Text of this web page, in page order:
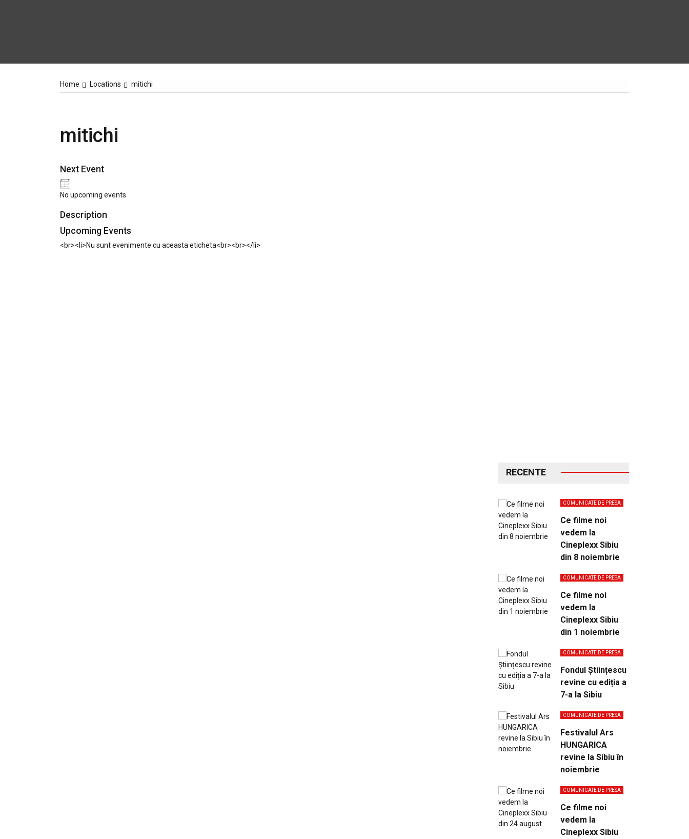
Home Locations mitichi
mitichi
Next Event
No upcoming events
Description
Upcoming Events
<br><li>Nu sunt evenimente cu aceasta eticheta<br><br></li>
RECENTE
COMUNICATE DE PRESA
Ce filme noi
vedem la
Cineplexx Sibiu
din 8 noiembrie
COMUNICATE DE PRESA
Ce filme noi
vedem la
Cineplexx Sibiu
din 1 noiembrie
COMUNICATE DE PRESA
Fondul Științescu
revine cu ediția a
7-a la Sibiu
COMUNICATE DE PRESA
Festivalul Ars
HUNGARICA
revine la Sibiu în
noiembrie
COMUNICATE DE PRESA
Ce filme noi
vedem la
Cineplexx Sibiu